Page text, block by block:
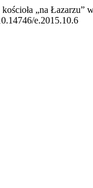
„na
e.2015.10.6